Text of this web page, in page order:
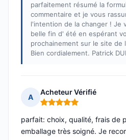
parfaitement résumé la
commentaire et je vous
l'intention de la changer ! Je
belle fin d' été en espérant
prochainement sur le site de
Bien cordialement. Patrick
A
Acheteur Vérifié
Note : 5 sur 5
parfait: choix, qualité, frais de
emballage très soigné. Je